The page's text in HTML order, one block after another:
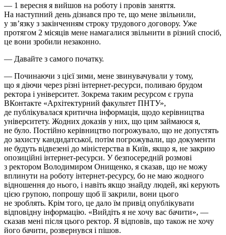
— 1 вересня я вийшов на роботу і провів заняття.
На наступний день дізнався про те, що мене звільнили,
у зв’язку з закінченням строку трудового договору. Уже
протягом 2 місяців мене намагалися звільнити в різний спосіб,
це вони зробили незаконно.
— Давайте з самого початку.
— Починаючи з цієї зими, мене звинувачували у тому,
що я діючи через різні інтернет-ресурси, поливаю брудом
ректора і університет. Зокрема таким ресурсом є група
ВКонтакте «Архітектурний факультет ПНТУ»,
де публікувалася критична інформація, щодо керівництва
університету. Жодних доказів у них, що цим займаюся я,
не було. Постійно керівництво погрожувало, що не допустять
до захисту кандидатської, потім погрожували, що документи
не будуть відвезені до міністерства в Київ, якщо я, не закрию
опозиційні інтернет-ресурси. У безпосередній розмові
з ректором Володимиром Онищенко, я сказав, що не можу
вплинути на роботу інтернет-ресурсу, бо не маю жодного
відношення до нього, і навіть якщо знайду людей, які керують
цією групою, попрошу щоб її закрили, вони цього
не зроблять. Крім того, це дало їм привід опублікувати
відповідну інформацію. «Вийдіть я не хочу вас бачити», —
сказав мені після цього ректор. Я відповів, що також не хочу
його бачити, розвернувся і пішов.